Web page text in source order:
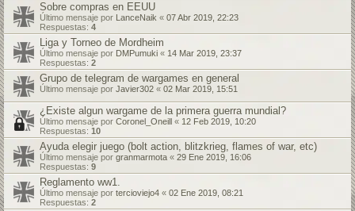
Sobre compras en EEUU
Último mensaje por LanceNaik « 07 Abr 2019, 22:23
Respuestas: 4
Liga y Torneo de Mordheim
Último mensaje por DMPumuki « 14 Mar 2019, 23:37
Respuestas: 2
Grupo de telegram de wargames en general
Último mensaje por Javier302 « 02 Mar 2019, 15:51
¿Existe algun wargame de la primera guerra mundial?
Último mensaje por Coronel_Oneill « 12 Feb 2019, 10:20
Respuestas: 10
Ayuda elegir juego (bolt action, blitzkrieg, flames of war, etc)
Último mensaje por granmarmota « 29 Ene 2019, 16:06
Respuestas: 9
Reglamento ww1.
Último mensaje por tercioviejo4 « 02 Ene 2019, 08:21
Respuestas: 2